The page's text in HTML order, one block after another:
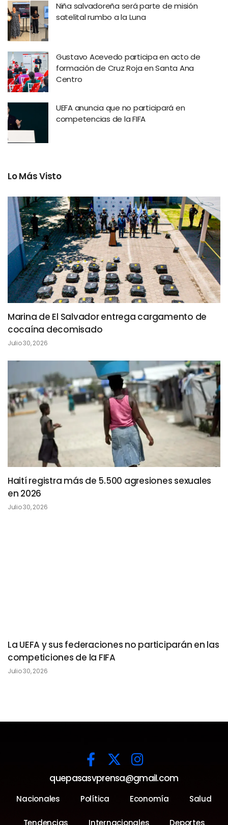
Niña salvadoreña será parte de misión
satelital rumbo a la Luna
Gustavo Acevedo participa en acto de
formación de Cruz Roja en Santa Ana
Centro
UEFA anuncia que no participará en
competencias de la FIFA
Lo Más Visto
Marina de El Salvador entrega cargamento de
cocaína decomisado
Julio 30, 2026
Haití registra más de 5.500 agresiones sexuales
en 2026
Julio 30, 2026
La UEFA y sus federaciones no participarán en las
competiciones de la FIFA
Julio 30, 2026
quepasasvprensa@gmail.com
Nacionales Política Economía Salud
Tendencias Internacionales Deportes